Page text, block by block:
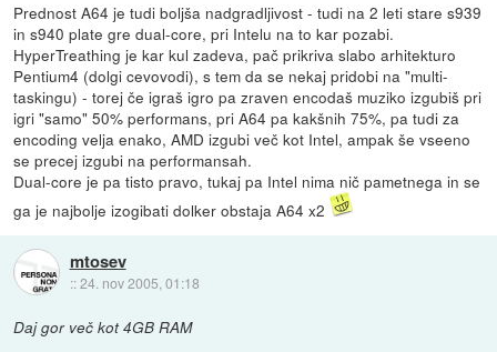
Prednost A64 je tudi boljša nadgradljivost - tudi na 2 leti stare s939
in s940 plate gre dual-core, pri Intelu na to kar pozabi.
HyperTreathing je kar kul zadeva, pač prikriva slabo arhitekturo
Pentium4 (dolgi cevovodi), s tem da se nekaj pridobi na "multi-
taskingu) - torej če igraš igro pa zraven encodaš muziko izgubiš pri
igri "samo" 50% performans, pri A64 pa kakšnih 75%, pa tudi za
encoding velja enako, AMD izgubi več kot Intel, ampak še vseeno
se precej izgubi na performansah.
Dual-core je pa tisto pravo, tukaj pa Intel nima nič pametnega in se
ga je najbolje izogibati dolker obstaja A64 x2
mtosev
::24. nov 2005, 01:18
Daj gor več kot 4GB RAM